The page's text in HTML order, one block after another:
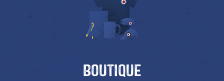
Boutique